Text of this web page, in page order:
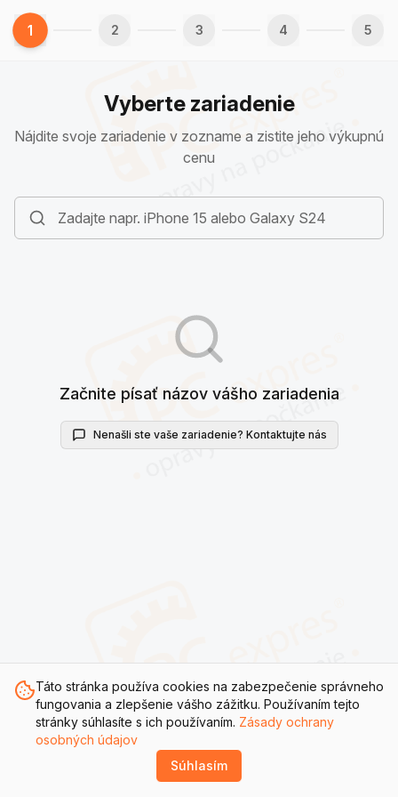
1 2 3 4 5
Vyberte zariadenie
Nájdite svoje zariadenie v zozname a zistite jeho výkupnú
cenu
Začnite písať názov vášho zariadenia
Nenašli ste vaše zariadenie? Kontaktujte nás
Táto stránka používa cookies na zabezpečenie správneho
fungovania a zlepšenie vášho zážitku. Používaním tejto
stránky súhlasíte s ich používaním. Zásady ochrany
osobných údajov
Súhlasím